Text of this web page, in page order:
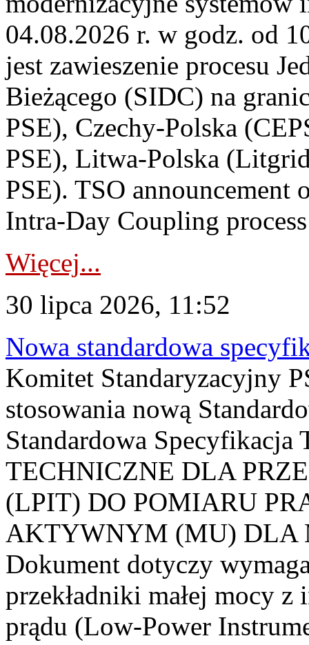
04.08.2026 r. w godz. od
jest zawieszenie procesu
Bieżącego (SIDC) na
PSE), Czechy-Polska
PSE), Litwa-Polska
PSE). TSO announcement
Intra-Day Coupling
Więcej...
30 lipca 2026, 11:52
Nowa standardowa
Komitet Standaryzacyjny
stosowania nową
Standardowa
TECHNICZNE DLA
(LPIT) DO POMIARU
AKTYWNYM (MU) DLA
Dokument dotyczy
przekładniki małej mocy
prądu (Low-Power